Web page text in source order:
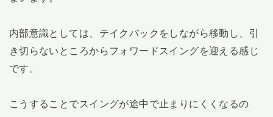
内部意識としては、テイクバックをしながら移動し、引
き切らないところからフォワードスイングを迎える感じ
です。
こうすることでスイングが途中で止まりにくくなるの